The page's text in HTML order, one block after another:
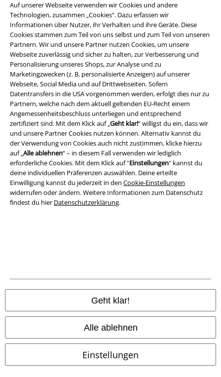
Auf unserer Webseite verwenden wir Cookies und andere
Technologien, zusammen „Cookies“. Dazu erfassen wir
Informationen über Nutzer, ihr Verhalten und ihre Geräte. Diese
Cookies stammen zum Teil von uns selbst und zum Teil von unseren
Partnern. Wir und unsere Partner nutzen Cookies, um unsere
Webseite zuverlässig und sicher zu halten, zur Verbesserung und
Personalisierung unseres Shops, zur Analyse und zu
Marketingzwecken (z. B. personalisierte Anzeigen) auf unserer
Webseite, Social Media und auf Drittwebseiten. Sofern
Datentransfers in die USA vorgenommen werden, erfolgt dies nur zu
Partnern, welche nach dem aktuell geltenden EU-Recht einem
Angemessenheitsbeschluss unterliegen und entsprechend
zertifiziert sind. Mit dem Klick auf „Geht klar!“ willigst du ein, dass wir
und unsere Partner Cookies nutzen können. Alternativ kannst du
der Verwendung von Cookies auch nicht zustimmen, klicke hierzu
auf „Alle ablehnen“ – in diesem Fall verwenden wir lediglich
erforderliche Cookies. Mit dem Klick auf "Einstellungen" kannst du
deine individuellen Präferenzen auswählen. Deine erteilte
Einwilligung kannst du jederzeit in den Cookie-Einstellungen
widerrufen oder ändern. Weitere Informationen zum Datenschutz
findest du hier Datenschutzerklärung.
Geht klar!
Alle ablehnen
Einstellungen
Rechtliches
AGB
Impressum
Datenschutz
Entsorgung und Umweltschutz
Konformitätserklärung
Information zur Barrierefreiheit
EMP Online Shops